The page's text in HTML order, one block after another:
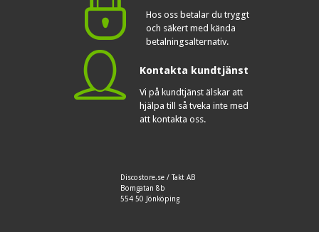
Hos oss betalar du tryggt
och säkert med kända
betalningsalternativ.
Kontakta kundtjänst
Vi på kundtjänst älskar att
hjälpa till så tveka inte med
att kontakta oss.
Discostore.se / Takt AB
Bomgatan 8b
554 50 Jönköping